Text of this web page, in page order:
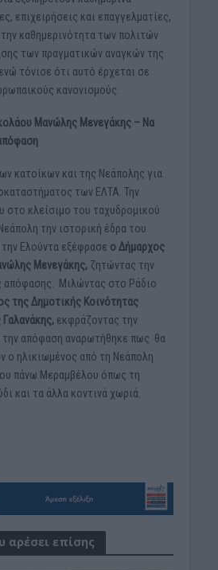
επιχειρήσεις και επαγγελματίες,
καθημερινότητα των πολιτών
των πραγματικών αναγκών της
τόνισε ότι αυτό έρχεται σε
κανονισμούς.
Μανώλης Μενεγάκης – Να
κατοίκων και της Νεάπολης για
των ΕΛΤΑ. Την
στο κλείσιμο του ταχυδρομικού
την ιστορική έδρα του
Ελούντα εξέφρασε ο Δήμαρχος
Μενεγάκης, ζητώντας την
απόφασης. Μιλώντας στο Ράδιο
της Δημοτικής Κοινότητας
εκφράζοντας την
την απόφαση αναρωτήθηκε πως θα
ο ηλικιωμένος από τη Νεάπολη
πάνω Μεραμβέλου όπως τη
και τα άλλα κοντινά χωριά.
αρέσει επίσης